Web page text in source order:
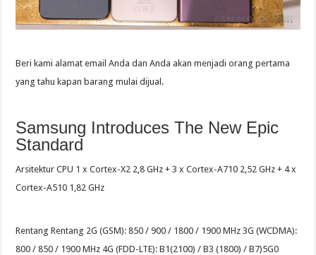
Beri kami alamat email Anda dan Anda akan menjadi orang pertama
yang tahu kapan barang mulai dijual.
Samsung Introduces The New Epic
Standard
Arsitektur CPU 1 x Cortex-X2 2,8 GHz + 3 x Cortex-A710 2,52 GHz + 4 x
Cortex-A510 1,82 GHz
Rentang Rentang 2G (GSM): 850 / 900 / 1800 / 1900 MHz 3G (WCDMA):
800 / 850 / 1900 MHz 4G (FDD-LTE): B1(2100) / B3 (1800) / B7)5G0